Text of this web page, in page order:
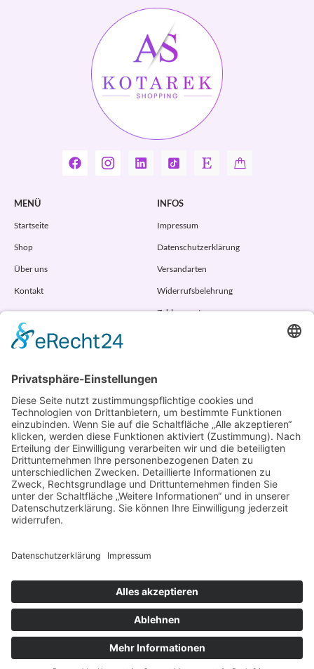
MENÜ
Startseite
Shop
Über uns
Kontakt
INFOS
Impressum
Datenschutzerklärung
Versandarten
Widerrufsbelehrung
Zahlungsarten
Randstr. 28
47804 Krefeld
+49 176 58266120
+49 176 58266120
+48 609 953 066
info@kotarek.com
Verpackungsregister LUCID: DE2926643562464